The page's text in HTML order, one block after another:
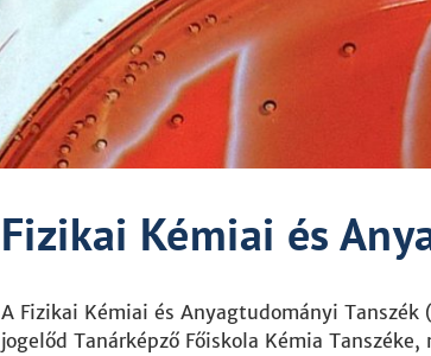
Fizikai Kémiai és
A Fizikai Kémiai és Anyagtudományi
jogelőd Tanárképző Főiskola Kémia